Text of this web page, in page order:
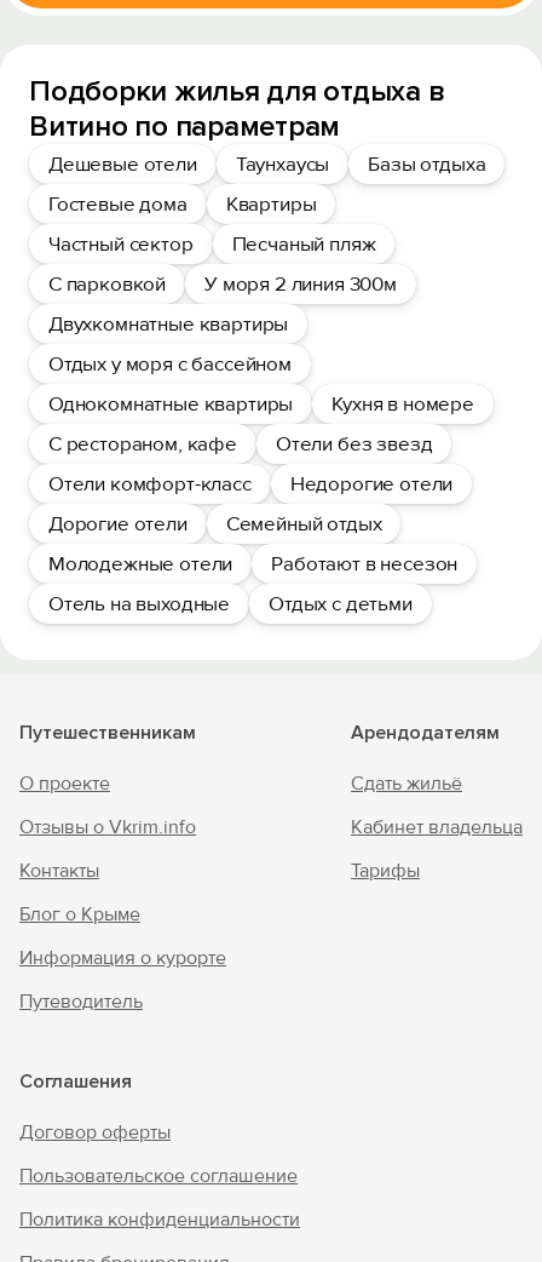
Подборки жилья для отдыха в
Витино по параметрам
Дешевые отели Таунхаусы
Базы отдыха
Гостевые дома
Квартиры
Частный сектор
Песчаный пляж
С парковкой
У моря 2 линия 300м
Двухкомнатные квартиры
Отдых у моря с бассейном
Однокомнатные квартиры
Кухня в номере
С рестораном, кафе
Отели без звезд
Отели комфорт-класс
Недорогие отели
Дорогие отели
Семейный отдых
Молодежные отели
Работают в несезон
Отель на выходные
Отдых с детьми
Путешественникам
О проекте
Отзывы о Vkrim.info
Контакты
Блог о Крыме
Информация о курорте
Путеводитель
Арендодателям
Сдать жильё
Кабинет владельца
Тарифы
Соглашения
Договор оферты
Пользовательское соглашение
Политика конфиденциальности